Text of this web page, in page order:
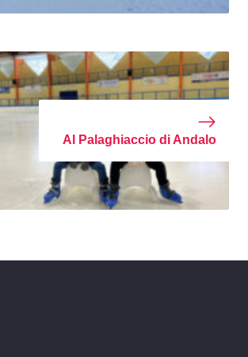
Al Palaghiaccio di Andalo